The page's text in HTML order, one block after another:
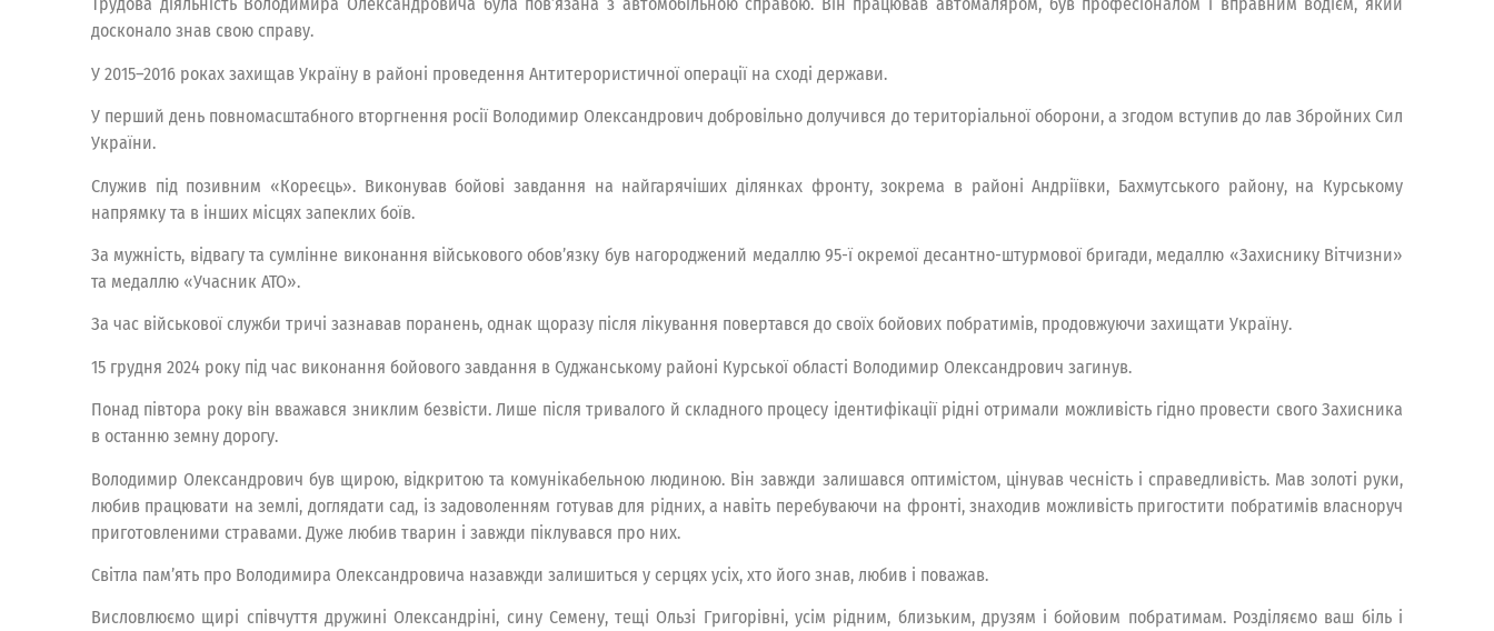
Трудова діяльність Володимира Олександровича була пов’язана з автомобільною справою. Він працював автомаляром, був професіоналом і вправним водієм, який
досконало знав свою справу.
У 2015–2016 роках захищав Україну в районі проведення Антитерористичної операції на сході держави.
У перший день повномасштабного вторгнення росії Володимир Олександрович добровільно долучився до територіальної оборони, а згодом вступив до лав Збройних Сил
України.
Служив під позивним «Кореєць». Виконував бойові завдання на найгарячіших ділянках фронту, зокрема в районі Андріївки, Бахмутського району, на Курському
напрямку та в інших місцях запеклих боїв.
За мужність, відвагу та сумлінне виконання військового обов’язку був нагороджений медаллю 95-ї окремої десантно-штурмової бригади, медаллю «Захиснику Вітчизни»
та медаллю «Учасник АТО».
За час військової служби тричі зазнавав поранень, однак щоразу після лікування повертався до своїх бойових побратимів, продовжуючи захищати Україну.
15 грудня 2024 року під час виконання бойового завдання в Суджанському районі Курської області Володимир Олександрович загинув.
Понад півтора року він вважався зниклим безвісти. Лише після тривалого й складного процесу ідентифікації рідні отримали можливість гідно провести свого Захисника
в останню земну дорогу.
Володимир Олександрович був щирою, відкритою та комунікабельною людиною. Він завжди залишався оптимістом, цінував чесність і справедливість. Мав золоті руки,
любив працювати на землі, доглядати сад, із задоволенням готував для рідних, а навіть перебуваючи на фронті, знаходив можливість пригостити побратимів власноруч
приготовленими стравами. Дуже любив тварин і завжди піклувався про них.
Світла пам’ять про Володимира Олександровича назавжди залишиться у серцях усіх, хто його знав, любив і поважав.
Висловлюємо щирі співчуття дружині Олександріні, сину Семену, тещі Ользі Григорівні, усім рідним, близьким, друзям і бойовим побратимам. Розділяємо ваш біль і